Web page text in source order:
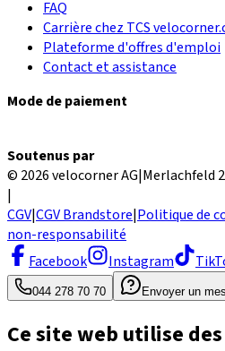
FAQ
Carrière chez TCS
Plateforme d'offres d'emploi
Contact et assistance
Mode de paiement
Soutenus par
© 2026 velocorner AG|Merlachfeld
|
CGV|CGV Brandstore|Politique de
non-responsabilité
Facebook
Instagram
044 278 70 70 Envoyer un
Ce site web utilise